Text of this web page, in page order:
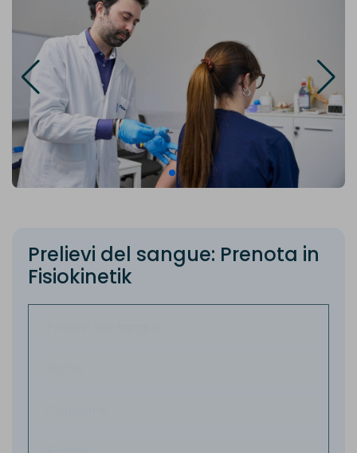
Prelievi del sangue: Prenota in
Fisiokinetik